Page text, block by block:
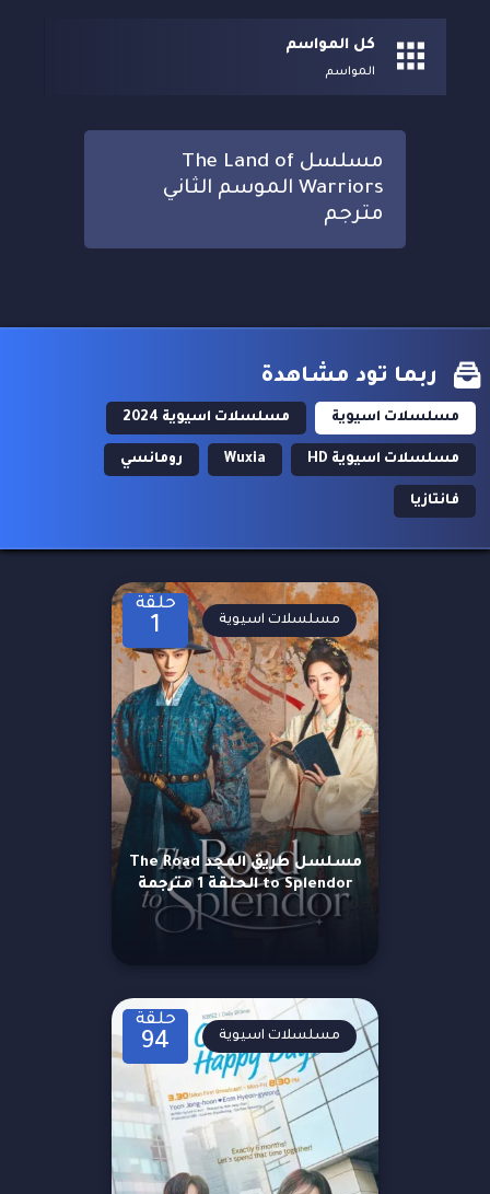
كل المواسم
المواسم
مسلسل The Land of
Warriors الموسم الثاني
مترجم
ربما تود مشاهدة
مسلسلات اسيوية مسلسلات اسيوية 2024
مسلسلات اسيوية HD Wuxia رومانسي
فانتازيا
حلقة
1
مسلسل طريق المجد The Road
to Splendor الحلقة 1 مترجمة
مسلسلات اسيوية
حلقة
94 مسلسلات اسيوية